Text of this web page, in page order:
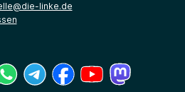
linke.de
Fenster)
ein neues Fenster)
öffnet ein neues Fenster)
(Link öffnet ein neues Fenster)
(Link öffnet ein neues Fenster)
(Link öffnet ein neues
(Link öffnet ein